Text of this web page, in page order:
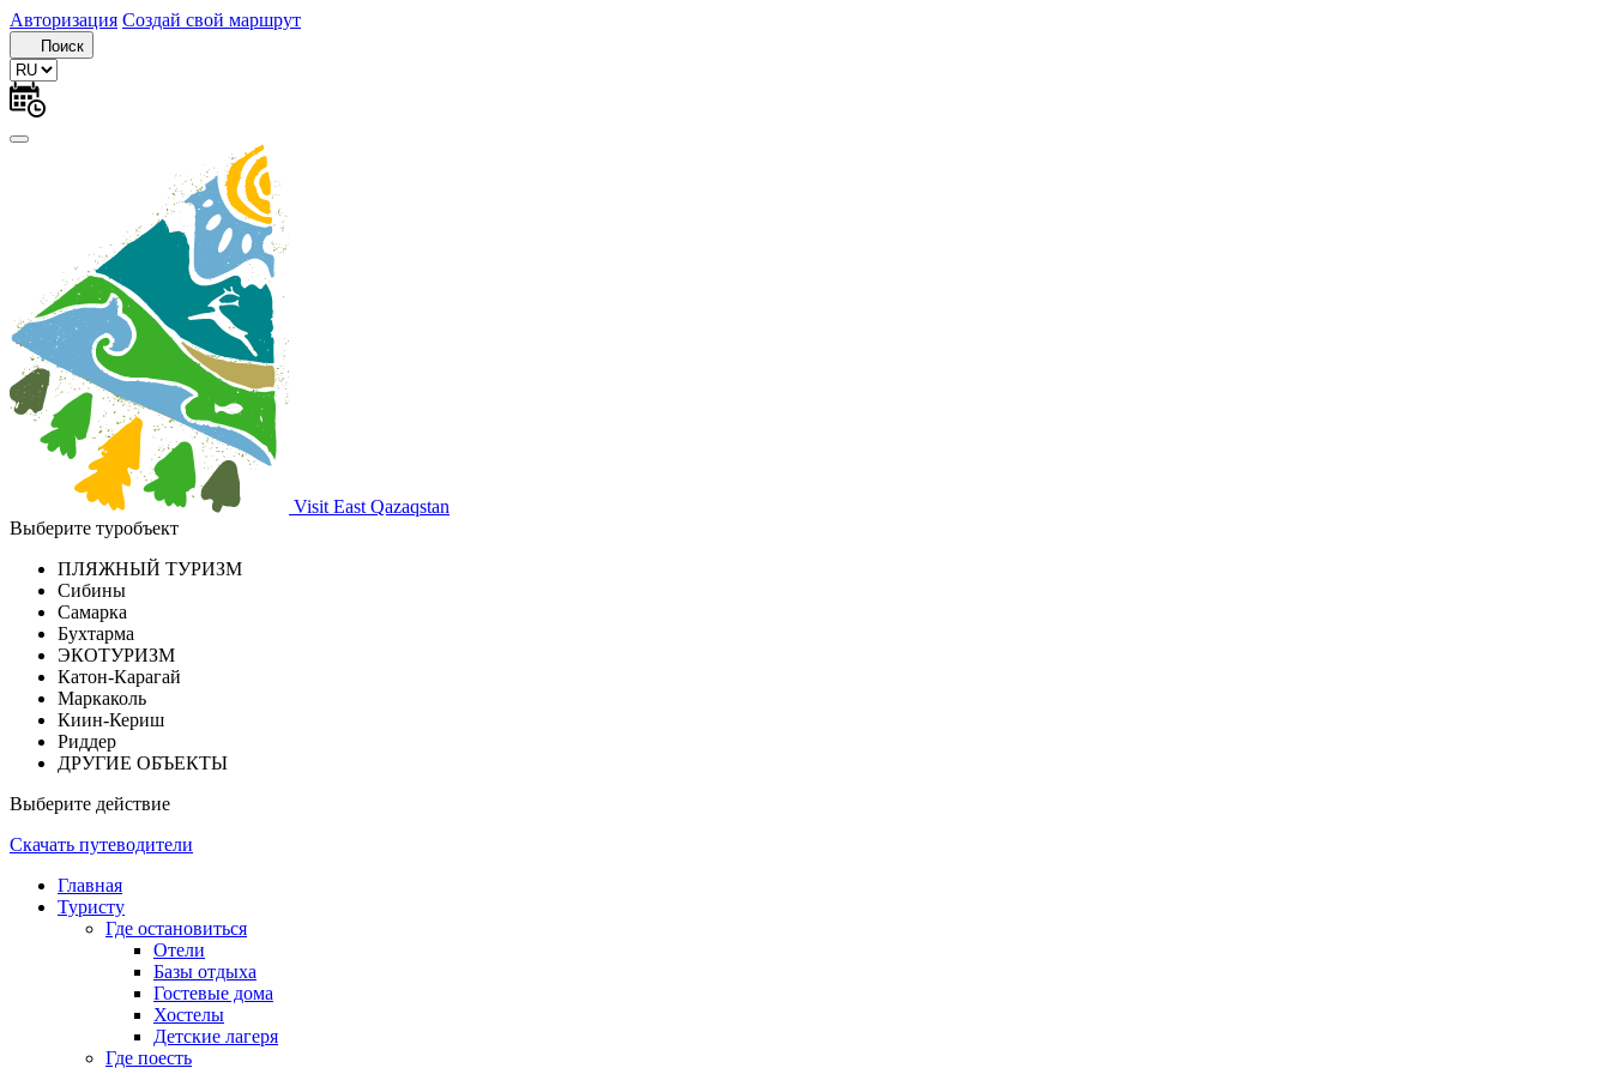
Авторизация Создай свой маршрут
Поиск
Visit East Qazaqstan
Выберите туробъект
ПЛЯЖНЫЙ ТУРИЗМ
Сибины
Самарка
Бухтарма
ЭКОТУРИЗМ
Катон-Карагай
Маркаколь
Киин-Кериш
Риддер
ДРУГИЕ ОБЪЕКТЫ
Выберите действие
Скачать путеводители
Главная
Туристу
Где остановиться
Отели
Базы отдыха
Гостевые дома
Хостелы
Детские лагеря
Где поесть